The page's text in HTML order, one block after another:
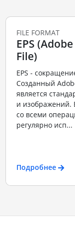
FILE FORMAT
EPS
File)
EPS -
Созданный
является
и изображений.
со всеми
регулярно исп...
Подробнее